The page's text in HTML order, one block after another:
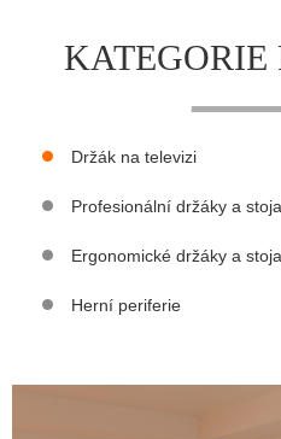
Držák na televizi
Profesionální držáky a
Ergonomické držáky a
Herní periferie